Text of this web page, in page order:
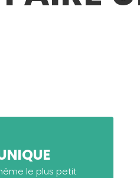
le plus petit